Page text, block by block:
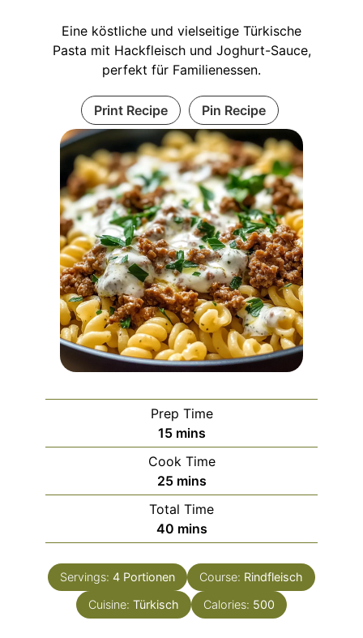
Eine köstliche und vielseitige Türkische
Pasta mit Hackfleisch und Joghurt-Sauce,
perfekt für Familienessen.
Print Recipe Pin Recipe
Prep Time
15minutes
mins
Cook Time
25minutes
mins
Total Time
40minutes
mins
Servings: 4 Portionen Course: Rindfleisch
Cuisine: Türkisch Calories: 500